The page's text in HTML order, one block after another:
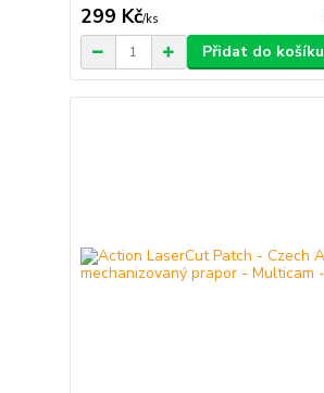
299 Kč/ks
Přidat do košíku